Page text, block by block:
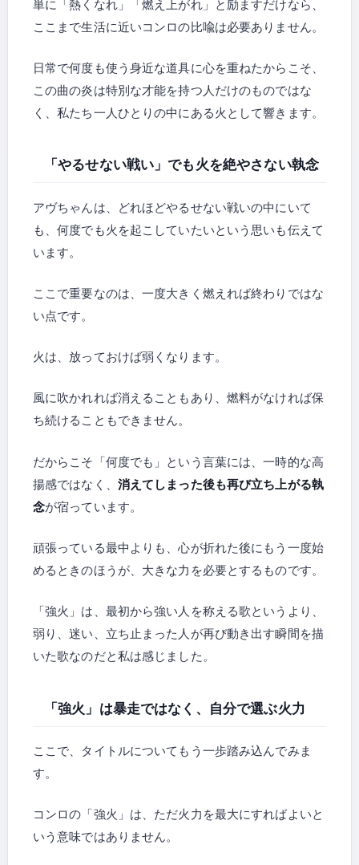
単に「熱くなれ」「燃え上がれ」と励ますだけなら、
ここまで生活に近いコンロの比喩は必要ありません。
日常で何度も使う身近な道具に心を重ねたからこそ、
この曲の炎は特別な才能を持つ人だけのものではな
く、私たち一人ひとりの中にある火として響きます。
「やるせない戦い」でも火を絶やさない執念
アヴちゃんは、どれほどやるせない戦いの中にいて
も、何度でも火を起こしていたいという思いも伝えて
います。
ここで重要なのは、一度大きく燃えれば終わりではな
い点です。
火は、放っておけば弱くなります。
風に吹かれれば消えることもあり、燃料がなければ保
ち続けることもできません。
だからこそ「何度でも」という言葉には、一時的な高
揚感ではなく、 消えてしまった後も再び立ち上がる執
念が宿っています。
頑張っている最中よりも、心が折れた後にもう一度始
めるときのほうが、大きな力を必要とするものです。
「強火」は、最初から強い人を称える歌というより、
弱り、迷い、立ち止まった人が再び動き出す瞬間を描
いた歌なのだと私は感じました。
「強火」は暴走ではなく、自分で選ぶ火力
ここで、タイトルについてもう一歩踏み込んでみま
す。
コンロの「強火」は、ただ火力を最大にすればよいと
いう意味ではありません。